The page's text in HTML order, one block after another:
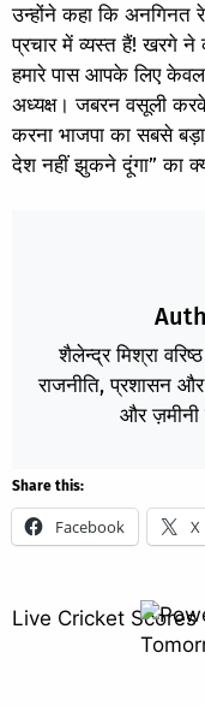
उन्होंने कहा कि अनगिनत
प्रचार में व्यस्त हैं! खरगे ने
हमारे पास आपके लिए केवल
अध्यक्ष। जबरन वसूली
करना भाजपा का सबसे बड़ा
देश नहीं झुकने दूंगा” का
शैलेन्द्र मिश्रा
राजनीति, प्रशासन
और ज़मीनी
Share this:
Facebook X
Live Cricket Scores